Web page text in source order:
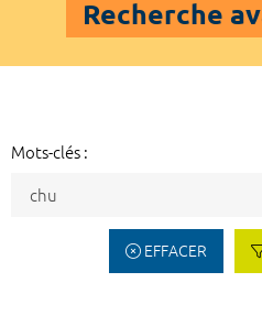
Recherche
Mots-clés :
EFFACER